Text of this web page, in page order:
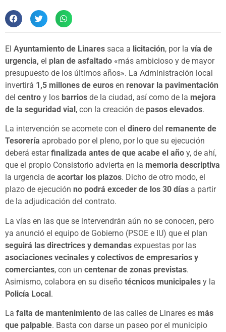
El Ayuntamiento de Linares saca a licitación, por la vía de
urgencia, el plan de asfaltado «más ambicioso y de mayor
presupuesto de los últimos años». La Administración local
invertirá 1,5 millones de euros en renovar la pavimentación
del centro y los barrios de la ciudad, así como de la mejora
de la seguridad vial, con la creación de pasos elevados.
La intervención se acomete con el dinero del remanente de
Tesorería aprobado por el pleno, por lo que su ejecución
deberá estarfinalizada antes de que acabe el año y, de ahí,
que el propio Consistorio advierta en la memoria descriptiva
la urgencia de acortar los plazos. Dicho de otro modo, el
plazo de ejecución no podrá exceder de los 30 días a partir
de la adjudicación del contrato.
La vías en las que se intervendrán aún no se conocen, pero
ya anunció el equipo de Gobierno (PSOE e IU) que el plan
seguirá las directrices y demandas expuestas por las
asociaciones vecinales y colectivos de empresarios y
comerciantes, con un centenar de zonas previstas.
Asimismo, colabora en su diseño técnicos municipales y la
Policía Local.
La falta de mantenimiento de las calles de Linares es más
que palpable. Basta con darse un paseo por el municipio